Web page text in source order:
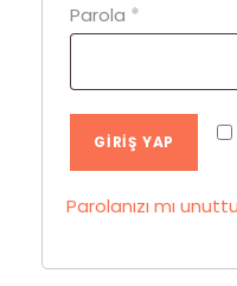
Parola *
r
e
GIRIŞ YAP
Parolanızı mı